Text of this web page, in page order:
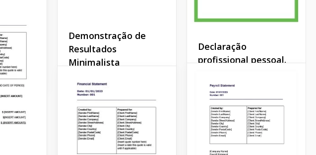
zero?
Demonstração de
Resultados
Minimalista
Você está se preparando
para enviar uma
Demonstração de
Resultados aos seus
investidores ou parceiros?
Declaração
profissional pessoal.
Pessoal é adequado para
qualquer empresa que
tenha certos requisitos
para funcionários.
Google Docs